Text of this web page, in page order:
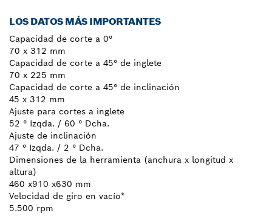
LOS DATOS MÁS IMPORTANTES
Capacidad de corte a 0°
70 x 312 mm
Capacidad de corte a 45° de inglete
70 x 225 mm
Capacidad de corte a 45° de inclinación
45 x 312 mm
Ajuste para cortes a inglete
52 ° Izqda. / 60 ° Dcha.
Ajuste de inclinación
47 ° Izqda. / 2 ° Dcha.
Dimensiones de la herramienta (anchura x longitud x
altura)
460 x910 x630 mm
Velocidad de giro en vacío*
5.500 rpm